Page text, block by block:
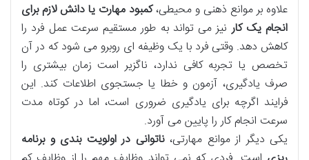
علاوه بر موانع ذهنی و محیطی،کمبود مهارت یا دانش لازم برای
انجام یک کارنیز می تواند به طور مستقیم سرعت عمل فرد را
کاهش دهد. وقتی فرد با یک وظیفه ای روبرو می شود که در آن
تخصص یا تجربه کافی ندارد، ناگزیر است زمان بیشتری را
صرف یادگیری، آزمون و خطا یا جستجوی اطلاعات کند. این
فرایند اگرچه برای یادگیری ضروری است، اما در کوتاه مدت
سرعت انجام کار را پایین می آورد.
یکی دیگر از موانع مهارتی،ناتوانی در اولویت بندی و برنامه